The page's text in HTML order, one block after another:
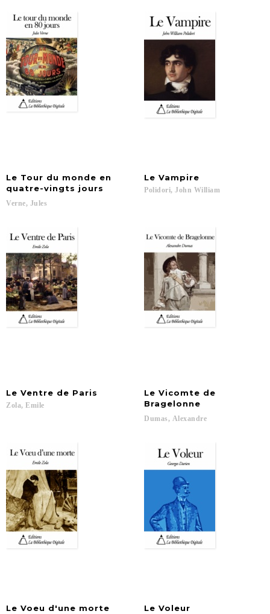
Le Tour du monde en
quatre-vingts jours
Verne, Jules
Le Vampire
Polidori, John William
Le Ventre de Paris
Zola, Emile
Le Vicomte de
Bragelonne
Dumas, Alexandre
Le Voeu d'une morte Le Voleur